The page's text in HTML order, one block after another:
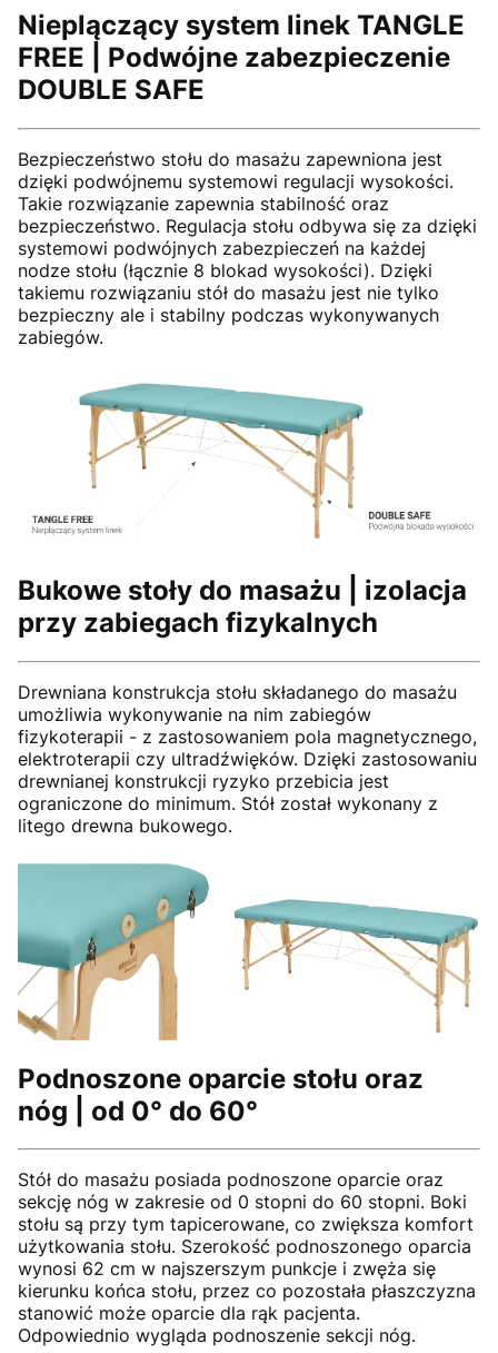
Nieplączący system linek TANGLE
FREE | Podwójne zabezpieczenie
DOUBLE SAFE
Bezpieczeństwo stołu do masażu zapewniona jest
dzięki podwójnemu systemowi regulacji wysokości.
Takie rozwiązanie zapewnia stabilność oraz
bezpieczeństwo. Regulacja stołu odbywa się za dzięki
systemowi podwójnych zabezpieczeń na każdej
nodze stołu (łącznie 8 blokad wysokości). Dzięki
takiemu rozwiązaniu stół do masażu jest nie tylko
bezpieczny ale i stabilny podczas wykonywanych
zabiegów.
Bukowe stoły do masażu | izolacja
przy zabiegach fizykalnych
Drewniana konstrukcja stołu składanego do masażu
umożliwia wykonywanie na nim zabiegów
fizykoterapii - z zastosowaniem pola magnetycznego,
elektroterapii czy ultradźwięków. Dzięki zastosowaniu
drewnianej konstrukcji ryzyko przebicia jest
ograniczone do minimum. Stół został wykonany z
litego drewna bukowego.
Podnoszone oparcie stołu oraz
nóg | od 0° do 60°
Stół do masażu posiada podnoszone oparcie oraz
sekcję nóg w zakresie od 0 stopni do 60 stopni. Boki
stołu są przy tym tapicerowane, co zwiększa komfort
użytkowania stołu. Szerokość podnoszonego oparcia
wynosi 62 cm w najszerszym punkcje i zwęża się
kierunku końca stołu, przez co pozostała płaszczyzna
stanowić może oparcie dla rąk pacjenta.
Odpowiednio wygląda podnoszenie sekcji nóg.